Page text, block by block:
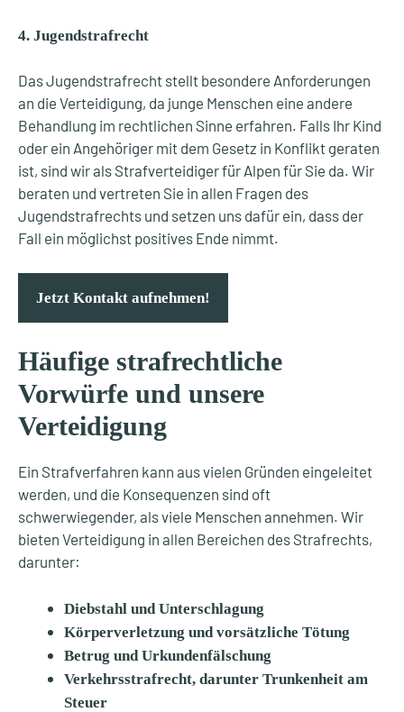
4. Jugendstrafrecht
Das Jugendstrafrecht stellt besondere Anforderungen
an die Verteidigung, da junge Menschen eine andere
Behandlung im rechtlichen Sinne erfahren. Falls Ihr Kind
oder ein Angehöriger mit dem Gesetz in Konflikt geraten
ist, sind wir als Strafverteidiger für Alpen für Sie da. Wir
beraten und vertreten Sie in allen Fragen des
Jugendstrafrechts und setzen uns dafür ein, dass der
Fall ein möglichst positives Ende nimmt.
Jetzt Kontakt aufnehmen!
Häufige strafrechtliche
Vorwürfe und unsere
Verteidigung
Ein Strafverfahren kann aus vielen Gründen eingeleitet
werden, und die Konsequenzen sind oft
schwerwiegender, als viele Menschen annehmen. Wir
bieten Verteidigung in allen Bereichen des Strafrechts,
darunter:
Diebstahl und Unterschlagung
Körperverletzung und vorsätzliche Tötung
Betrug und Urkundenfälschung
Verkehrsstrafrecht, darunter Trunkenheit am
Steuer